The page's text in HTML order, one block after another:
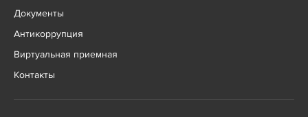
Документы
Антикоррупция
Виртуальная приемная
Контакты